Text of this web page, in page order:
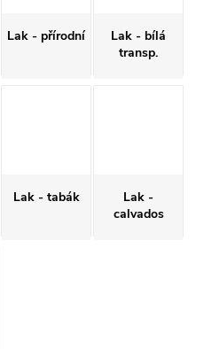
Lak - přírodní
Lak - bílá
transp.
Lak - tabák
Lak -
calvados